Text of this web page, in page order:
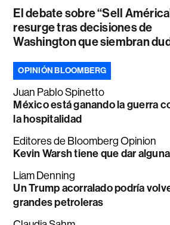
El debate sobre “Sell
resurge tras decisiones de
Washington que siembran
OPINIÓN BLOOMBERG
Juan Pablo Spinetto
México está ganando la guerra
la hospitalidad
Editores de Bloomberg Opinion
Kevin Warsh tiene que dar
Liam Denning
Un Trump acorralado podría
grandes petroleras